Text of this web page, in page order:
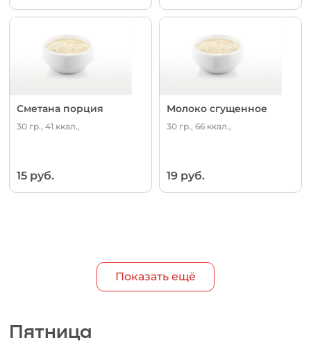
Сметана порция
30 гр., 41 ккал.,
15 руб.
Молоко сгущенное
30 гр., 66 ккал.,
19 руб.
Показать ещё
Пятница